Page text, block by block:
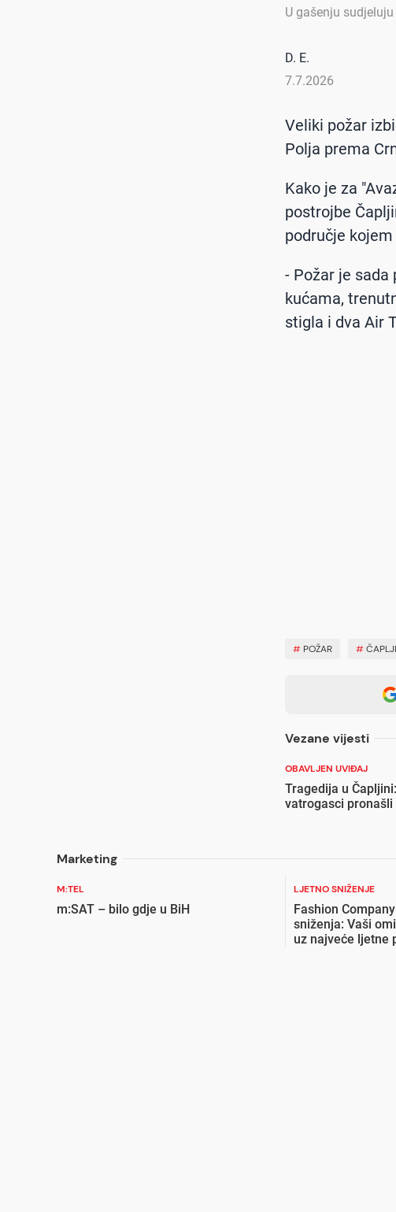
U gašenju
D. E.
7.7.2026
Veliki požar
Polja prema
Kako je za
postrojbe
područje
- Požar je sada
kućama,
stigla i dva Air
# POŽAR #
Vezane vijesti
OBAVLJEN UVIĐAJ
Tragedija u
vatrogasci
Marketing
M:TEL
m:SAT – bilo gdje u BiH
LJETNO SNIŽENJE
Fashion
sniženja: Vaši
uz najveće ljetne